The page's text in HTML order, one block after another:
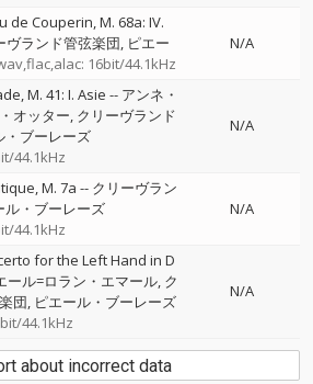
de Couperin, M. 68a: IV.
ヴランド管弦楽団 ピエー
16bit/44.1kHz
N/A
M. 41: I. Asie -- アンネ・
オッター クリーヴランド
・ブーレーズ
44.1kHz
N/A
M. 7a -- クリーヴラン
ル・ブーレーズ
44.1kHz
N/A
for the Left Hand in D
ール=ロラン・エマール ク
団 ピエール・ブーレーズ
44.1kHz
N/A
about incorrect data